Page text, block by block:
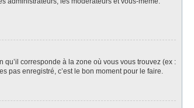
corresponde à la zone où vous vous trouvez (ex :
pas enregistré, c’est le bon moment pour le faire.